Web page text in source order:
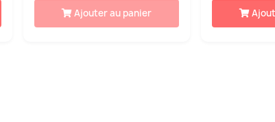
Ajouter au panier